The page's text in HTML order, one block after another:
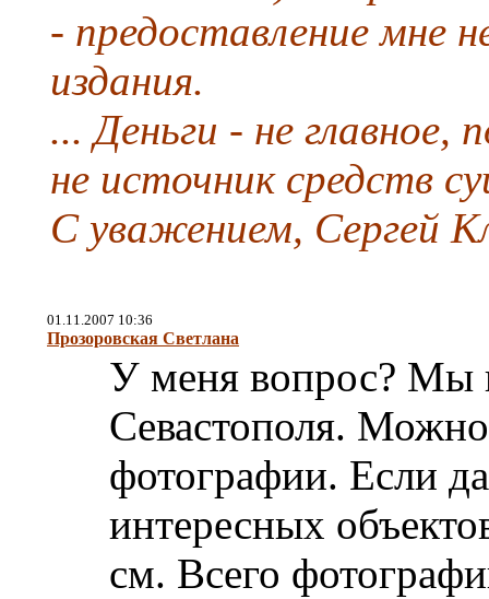
- предоставление мне
издания.
... Деньги - не главное,
не источник средств
С уважением, Сергей
01.11.2007 10:36
Прозоровская Светлана
У меня вопрос? Мы
Севастополя.
фотографии. Если
интересных
см. Всего